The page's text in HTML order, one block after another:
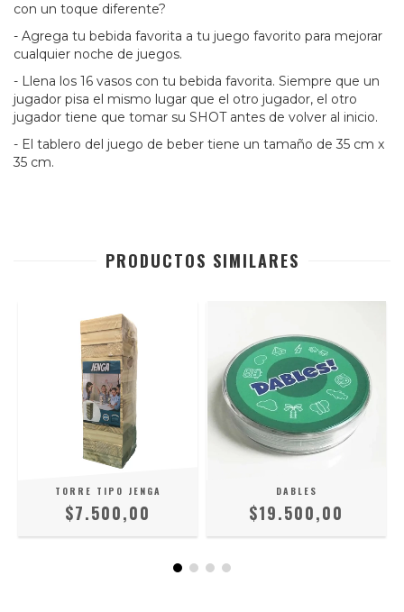
con un toque diferente?
- Agrega tu bebida favorita a tu juego favorito para mejorar
cualquier noche de juegos.
- Llena los 16 vasos con tu bebida favorita. Siempre que un
jugador pisa el mismo lugar que el otro jugador, el otro
jugador tiene que tomar su SHOT antes de volver al inicio.
- El tablero del juego de beber tiene un tamaño de 35 cm x
35 cm.
PRODUCTOS SIMILARES
TORRE TIPO JENGA
$7.500,00
DABLES
$19.500,00